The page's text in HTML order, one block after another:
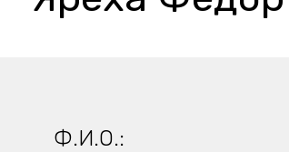
Ф.И.О.: